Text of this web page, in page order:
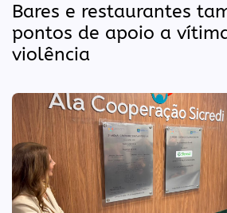
Bares e restaurantes
pontos de apoio a
violência